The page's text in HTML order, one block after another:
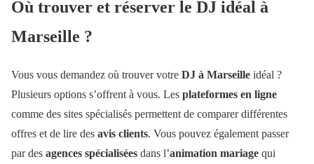
Où trouver et réserver le DJ idéal à
Marseille ?
Vous vous demandez où trouver votre DJ à Marseille idéal ?
Plusieurs options s’offrent à vous. Les plateformes en ligne
comme des sites spécialisés permettent de comparer différentes
offres et de lire des avis clients. Vous pouvez également passer
par des agences spécialisées dans l’animation mariage qui